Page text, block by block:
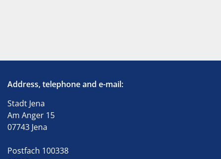
Address, telephone and e-mail:
Stadt Jena
Am Anger 15
07743 Jena
Postfach 100338